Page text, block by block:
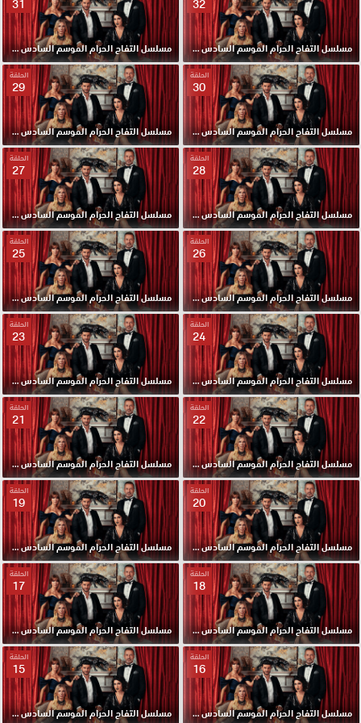
مسلسل التفاح الحرام الموسم السادس مدبلج الحلقة 32 HD مسلسل التفاح الحرام الموسم السادس مدبلج الحلقة 31 HD
الحلقة
30
مسلسل التفاح الحرام الموسم السادس مدبلج الحلقة 30 HD
الحلقة
29
مسلسل التفاح الحرام الموسم السادس مدبلج الحلقة 29 HD
الحلقة
28
مسلسل التفاح الحرام الموسم السادس مدبلج الحلقة 28 HD
الحلقة
27
مسلسل التفاح الحرام الموسم السادس مدبلج الحلقة 27 HD
الحلقة
26
مسلسل التفاح الحرام الموسم السادس مدبلج الحلقة 26 HD
الحلقة
25
مسلسل التفاح الحرام الموسم السادس مدبلج الحلقة 25 HD
الحلقة
24
مسلسل التفاح الحرام الموسم السادس مدبلج الحلقة 24 HD
الحلقة
23
مسلسل التفاح الحرام الموسم السادس مدبلج الحلقة 23 HD
الحلقة
22
مسلسل التفاح الحرام الموسم السادس مدبلج الحلقة 22 HD
الحلقة
21
مسلسل التفاح الحرام الموسم السادس مدبلج الحلقة 21 HD
الحلقة
20
مسلسل التفاح الحرام الموسم السادس مدبلج الحلقة 20 HD
الحلقة
19
مسلسل التفاح الحرام الموسم السادس مدبلج الحلقة 19 HD
الحلقة
18
مسلسل التفاح الحرام الموسم السادس مدبلج الحلقة 18 HD
الحلقة
17
مسلسل التفاح الحرام الموسم السادس مدبلج الحلقة 17 HD
الحلقة
16
مسلسل التفاح الحرام الموسم السادس مدبلج الحلقة 16 HD
الحلقة
15
مسلسل التفاح الحرام الموسم السادس مدبلج الحلقة 15 HD